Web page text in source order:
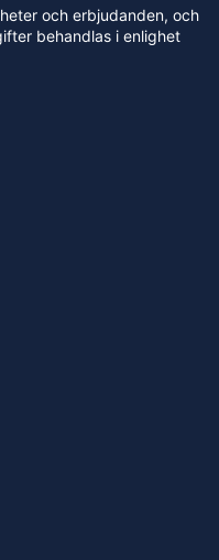
och erbjudanden, och
behandlas i enlighet